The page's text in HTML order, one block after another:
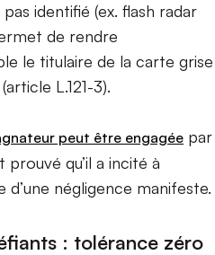
identifié (ex. flash radar
de rendre
le titulaire de la carte grise
L.121-3).
peut être engagée par
prouvé qu’il a incité à
négligence manifeste.
: tolérance zéro